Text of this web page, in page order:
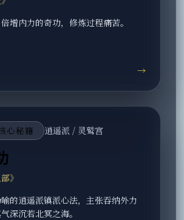
增内力的奇功，修炼过程痛苦。
→
心秘籍 逍遥派 / 灵鹫宫
》
的逍遥派镇派心法，主张吞纳外力
深沉若北冥之海。